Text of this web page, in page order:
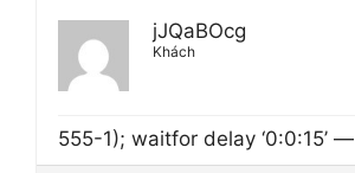
jJQaBOcg
Khách
555-1); waitfor delay ‘0:0:15’ —